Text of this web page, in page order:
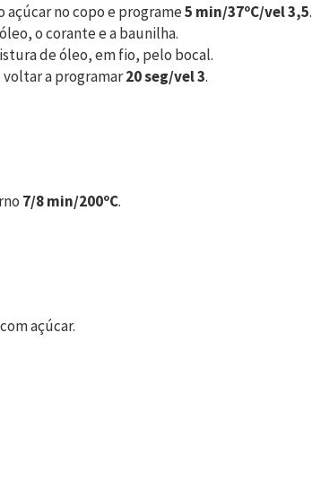
açúcar no copo e programe5 min/37ºC/vel 3,5.
o corante e a baunilha.
de óleo, em fio, pelo bocal.
voltar a programar20 seg/vel 3.
7/8 min/200ºC.
açúcar.